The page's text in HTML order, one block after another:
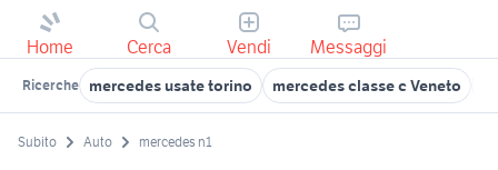
Home Cerca Vendi Messaggi
Ricerche mercedes usate torino mercedes classe c Veneto
Subito Auto mercedes n1